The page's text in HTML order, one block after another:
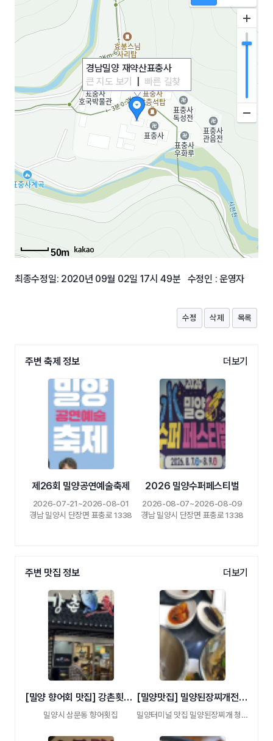
경남밀양 재약산표충사
큰 지도 보기
빠른 길찾
기
50m
최종수정일: 2020년 09월 02일 17시 49분 수정인 : 운영자
수정 삭제 목록
주변 축제 정보 더보기
제26회 밀양공연예술축제
2026-07-21~2026-08-01
경남 밀양시 단장면 표충로 1338
2026 밀양수퍼페스티벌
2026-08-07~2026-08-09
경남 밀양시 단장면 표충로 1338
주변 맛집 정보 더보기
[밀양 향어회 맛집] 강촌횟집 삼문점
밀양시 삼문동 향어횟집
[밀양맛집] 밀양된장찌개전문점
밀양터미널 맛집 밀양된장찌개 청국장